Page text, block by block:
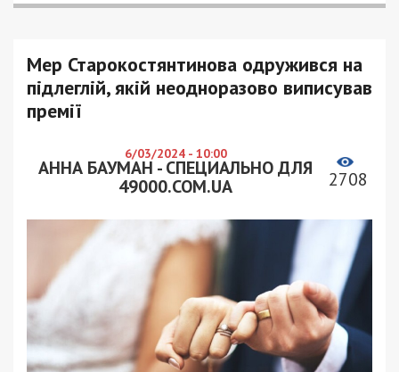
Мер Старокостянтинова одружився на
підлеглій, якій неодноразово виписував
премії
6/03/2024 - 10:00
АННА БАУМАН - СПЕЦИАЛЬНО ДЛЯ
49000.COM.UA
2708